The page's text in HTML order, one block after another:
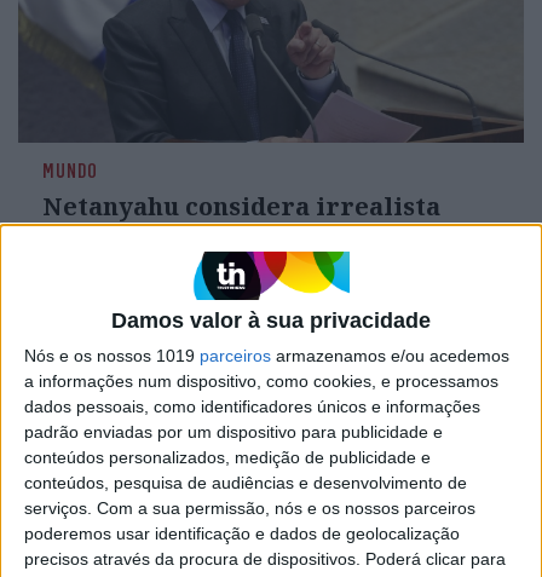
Damos valor à sua privacidade
Nós e os nossos 1019 parceiros armazenamos e/ou acedemos
a informações num dispositivo, como cookies, e processamos
dados pessoais, como identificadores únicos e informações
padrão enviadas por um dispositivo para publicidade e
conteúdos personalizados, medição de publicidade e
conteúdos, pesquisa de audiências e desenvolvimento de
serviços. Com a sua permissão, nós e os nossos parceiros
poderemos usar identificação e dados de geolocalização
precisos através da procura de dispositivos. Poderá clicar para
MUNDO
Netanyahu considera irrealista
proposta do Hamas e aprova
invasão de Rafah
O primeiro-ministro de Israel, Benjamin
Netanyahu, considerou hoje como "ainda
um cessar-fogo e insistiu no plano ainda não
divulgado do exército para invadir Rafah, junto à
fronteira com o Egito